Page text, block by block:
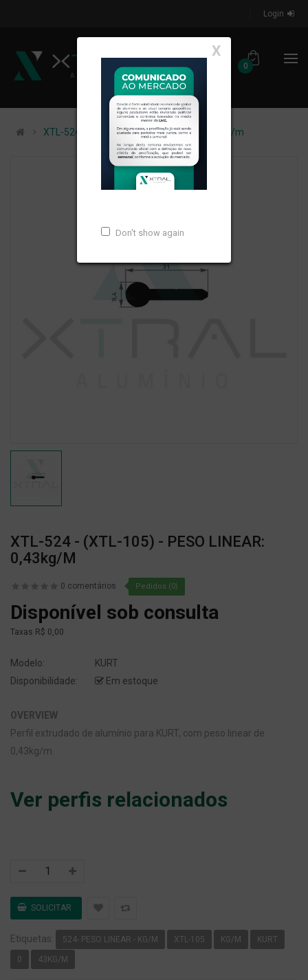
Login
0
X
Don't show again
XTL-524 - (XTL-105) - PESO LINEAR: 0,43kg/m
XTL-524 - (XTL-105) - PESO LINEAR:
0,43kg/m
0 comentários Pedidos (0)
Disponível sob consulta
Taxas R$ 0,00
Modelo:
KURT
Disponibilidade:
Em estoque
OVERVIEW
Perfil extrudado de alumínio para KURT, com peso linear de
0,43kg/m.
Ver perfis relacionados
Etiquetas: 524- PESO LINEAR - KG/M XTL-105 KG/M KURT
0 43KG/M